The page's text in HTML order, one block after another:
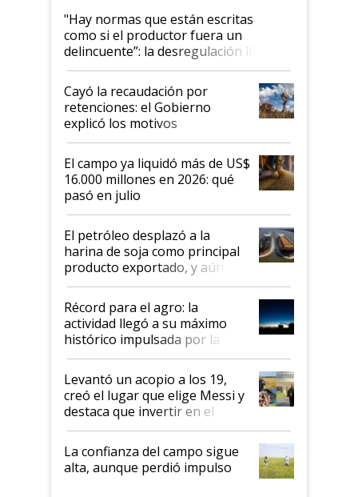
"Hay normas que están escritas
como si el productor fuera un
delincuente”: la desregulación llegó
al Congreso Aapresid y hasta se
habló del financiamiento al IPCVA
Cayó la recaudación por
retenciones: el Gobierno
explicó los motivos
El campo ya liquidó más de US$
16.000 millones en 2026: qué
pasó en julio
El petróleo desplazó a la
harina de soja como principal
producto exportado, y aún así
el agro aportó casi seis de cada
diez dólares y sostuvo el
liderazgo en un semestre
récord
Récord para el agro: la
actividad llegó a su máximo
histórico impulsada por la
cosecha y las exportaciones
Levantó un acopio a los 19,
creó el lugar que elige Messi y
destaca que invertir en el
kirchnerismo era como "darle
plata a un hijo para droga":
Juan Félix Rossetti, el libertario
que de una dura crisis salió
La confianza del campo sigue
alta, aunque perdió impulso